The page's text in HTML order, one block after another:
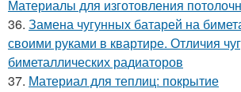
Материалы для изготовления
36. Замена чугунных батарей на
своими руками в квартире. Отличия
биметаллических радиаторов
37. Материал для теплиц: покрытие